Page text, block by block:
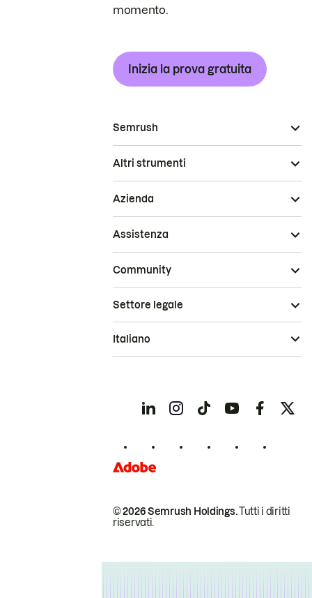
momento.
Inizia la prova gratuita
Semrush
Altri strumenti
Azienda
Assistenza
Community
© 2026 Semrush Holdings.Tutti i diritti
riservati.
Settore legale
Italiano